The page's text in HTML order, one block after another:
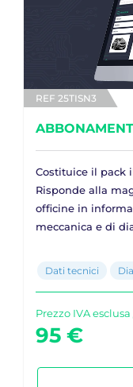
REF 25TISN3
Costituice il pack
Risponde alla
officine in
meccanica e di
Dati tecnici
Prezzo IVA
95 €